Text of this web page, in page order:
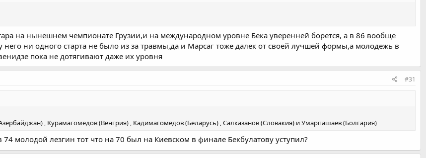
на нынешнем чемпионате Грузии,и на международном уровне Бека уверенней борется, а в 86 вообще
ни одного старта не было из за травмы,да и Марсаг тоже далек от своей лучшей формы,а молодежь в
пока не дотягивают даже их уровня
#31
, Курамагомедов (Венгрия) , Кадимагомедов (Беларусь) , Салказанов (Словакия) и Умарпашаев (Болгария)
молодой лезгин тот что на 70 был на Киевском в финале Бекбулатову уступил?